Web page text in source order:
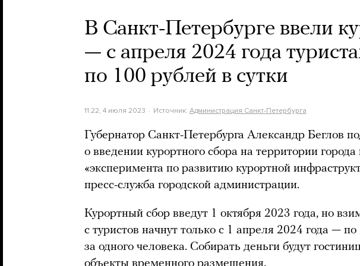
В Санкт-Петербурге ввели
— с апреля 2024 года
по 100 рублей в сутки
11:22, 4 июля 2023 Источник: Администрация Санкт-Петербурга
Губернатор Санкт-Петербурга Александр Беглов
о введении курортного сбора на территории
«эксперимента по развитию курортной
пресс-служба городской администрации.
Курортный сбор введут 1 октября 2023 года, но
с туристов начнут только с 1 апреля 2024 года —
за одного человека. Собирать деньги будут
объекты временного размещения.